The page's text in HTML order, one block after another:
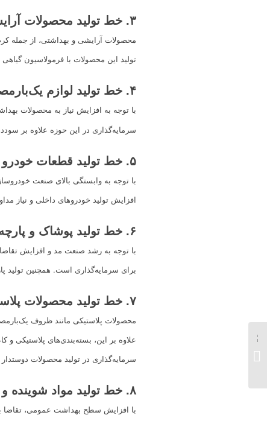
۳. خط تولید محصولات
محصولات آرایشی و بهداشتی، از جمله
تولید این محصولات با فرمولاسیون
۴. خط تولید لوازم
با توجه به افزایش نیاز به محصولات
سرمایه‌گذاری در این حوزه علاوه بر
۵. خط تولید قطعات خودرو
با توجه به وابستگی بالای صنعت
افزایش تولید خودروهای داخلی و نیاز
۶. خط تولید پوشاک و
با توجه به رشد صنعت مد و افزایش
برای سرمایه‌گذاری است. همچنین تولید
۷. خط تولید محصولات
محصولات پلاستیکی مانند ظروف
علاوه بر این، بسته‌بندی‌های پلاستیکی و
سرمایه‌گذاری در تولید محصولات
۸. خط تولید مواد شوینده
با افزایش سطح بهداشت عمومی، تقاضا
ایده‌های نو و پررونق برای